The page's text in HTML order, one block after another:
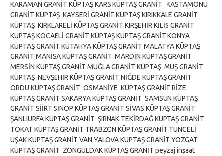
KARAMAN GRANİT KÜPTAŞ KARS KÜPTAŞ GRANİT KASTAMONU
GRANİT KÜPTAŞ KAYSERİ GRANİT KÜPTAŞ KIRIKKALE GRANİT
KÜPTAŞ KIRKLARELİ KÜPTAŞ GRANİT KIRŞEHİR KİLİS GRANİT
KÜPTAŞ KOCAELİ GRANİT KÜPTAŞ KÜPTAŞ GRANİT KONYA
KÜPTAŞ GRANİT KÜTAHYA KÜPTAŞ GRANİT MALATYA KÜPTAŞ
GRANİT MANİSA KÜPTAŞ GRANİT MARDİN KÜPTAŞ GRANİT
MERSİN KÜPTAŞ GRANİT MUĞLA GRANİT KÜPTAŞ MUŞ GRANİT
KÜPTAŞ NEVŞEHİR KÜPTAŞ GRANİT NİĞDE KÜPTAŞ GRANİT
ORDU KÜPTAŞ GRANİT OSMANİYE KÜPTAŞ GRANİT RİZE
KÜPTAŞ GRANİT SAKARYA KÜPTAŞ GRANİT SAMSUN KÜPTAŞ
GRANİT SİİRT SİNOP KÜPTAŞ GRANİT SİVAS KÜPTAŞ GRANİT
ŞANLIURFA KÜPTAŞ GRANİT ŞIRNAK TEKİRDAĞ KÜPTAŞ GRANİT
TOKAT KÜPTAŞ GRANİT TRABZON KÜPTAŞ GRANİT TUNCELİ
UŞAK KÜPTAŞ GRANİT VAN YALOVA KÜPTAŞ GRANİT YOZGAT
KÜPTAŞ GRANİT ZONGULDAK KÜPTAŞ GRANİT peyzaj inşaat